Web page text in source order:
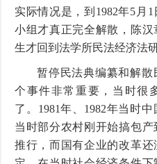
实际情况是，到1982年5月
小组才真正完全解散，陈
生才回到法学所民法经济法研
暂停民法典编纂和解散
个事件非常重要，当时很
了。1981年、1982年当时
当时部分农村刚开始搞包
推行，而国有企业的改革